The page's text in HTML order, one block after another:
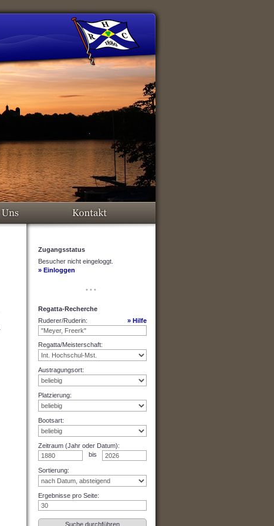
Zugangsstatus
Besucher nicht eingeloggt.
» Einloggen
• • •
Regatta-Recherche
» Hilfe
Ruderer/Ruderin:
Regatta/Meisterschaft:
Austragungsort:
Platzierung:
Bootsart:
Zeitraum (Jahr oder Datum):
bis
Sortierung:
Ergebnisse pro Seite: